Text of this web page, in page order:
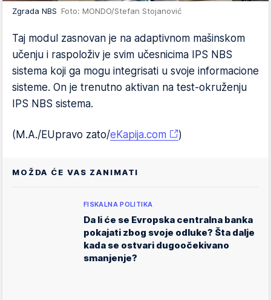
Zgrada NBS Foto: MONDO/Stefan Stojanović
Taj modul zasnovan je na adaptivnom mašinskom
učenju i raspoloživ je svim učesnicima IPS NBS
sistema koji ga mogu integrisati u svoje informacione
sisteme. On je trenutno aktivan na test-okruženju
IPS NBS sistema.
(M.A./EUpravo zato/eKapija.com )
MOŽDA ĆE VAS ZANIMATI
FISKALNA POLITIKA
Da li će se Evropska centralna banka
pokajati zbog svoje odluke? Šta dalje
kada se ostvari dugoočekivano
smanjenje?